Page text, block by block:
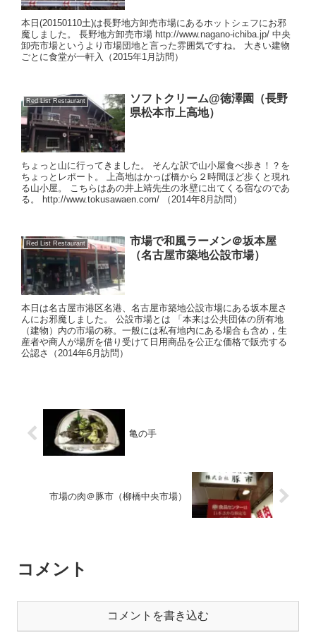
本日(20150110土)は長野地方卸売市場にあるホットシェフにお邪
魔しました。 長野地方卸売市場 http://www.nagano-ichiba.jp/ 中央
卸売市場というより市場団地と言った雰囲気ですね。 大きい建物
ごとに食堂が一軒入（2015年1月訪問）
Red List Restaurant
ソフトクリーム@徳澤園（長野
県松本市上高地）
ちょっと山に行ってきました。 そんな訳で山小屋食べ歩き！？を
ちょっとレポート。 上高地はかっぱ橋から２時間ほど歩くと現れ
る山小屋。 こちらはあの井上靖先生の氷壁に出てくる宿なのであ
る。 http://www.tokusawaen.com/ （2014年8月訪問）
Red List Restaurant
市場で和風ラーメン＠坂本屋
（名古屋市築地公設市場）
本日は名古屋市港区名港、名古屋市築地公設市場にある坂本屋さ
んにお邪魔しました。 公設市場とは 「本来は公共団体の所有地
（建物）内の市場の称。一般には私有地内にある場合も含め，生
産者や商人が場所を借り受けて日用商品を公正な価格で販売する
公認さ（2014年6月訪問）
亀の手
市場の肉＠豚市（柳橋中央市場）
コメント
コメントを書き込む